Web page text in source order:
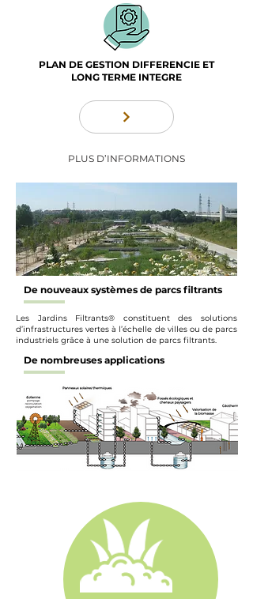
PLAN DE GESTION DIFFERENCIE ET
LONG TERME INTEGRE
PLUS D’INFORMATIONS
De nouveaux systèmes de parcs filtrants
Les Jardins Filtrants® constituent des solutions
d’infrastructures vertes à l’échelle de villes ou de parcs
industriels grâce à une solution de parcs filtrants.
De nombreuses applications